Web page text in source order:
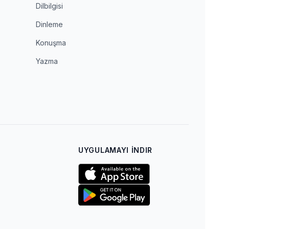
Dilbilgisi
Dinleme
Konuşma
Yazma
UYGULAMAYI İNDIR